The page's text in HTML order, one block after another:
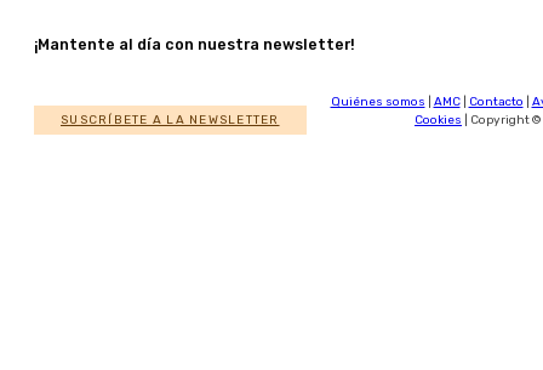
¡Mantente al día con nuestra newsletter!
SUSCRÍBETE A LA NEWSLETTER
Quiénes somos AMC| Contacto
Cookies | Copyright